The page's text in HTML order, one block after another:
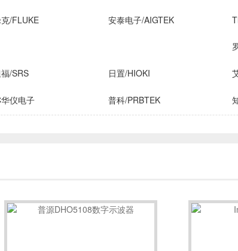
/FLUKE 安泰电子/AIGTEK
/SRS 日置/HIOKI
仪电子 普科/PRBTEK